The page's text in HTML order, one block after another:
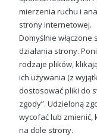
Koszulka z
mierzenia ruchu i
strony internetowej.
Domyślnie
działania strony.
rodzaje plików,
ich używania (z
dostosować pliki do
zgody”. Udzieloną
wycofać lub zmienić,
na dole strony.